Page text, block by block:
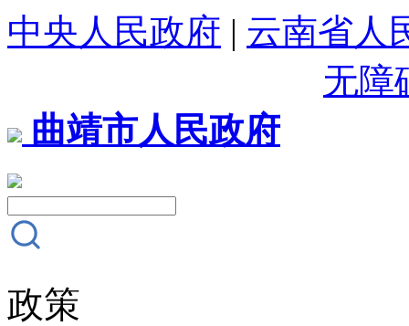
中央人民政府 | 云南省人
无障
曲靖市人民政府
政策